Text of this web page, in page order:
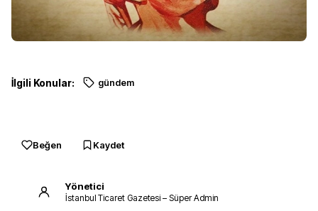
İlgili Konular: gündem
Beğen Kaydet
Yönetici
İstanbul Ticaret Gazetesi – Süper Admin